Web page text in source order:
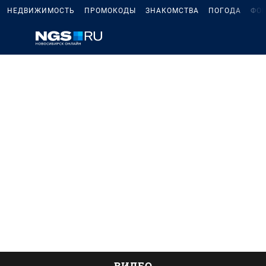
НЕДВИЖИМОСТЬ ПРОМОКОДЫ ЗНАКОМСТВА ПОГОДА